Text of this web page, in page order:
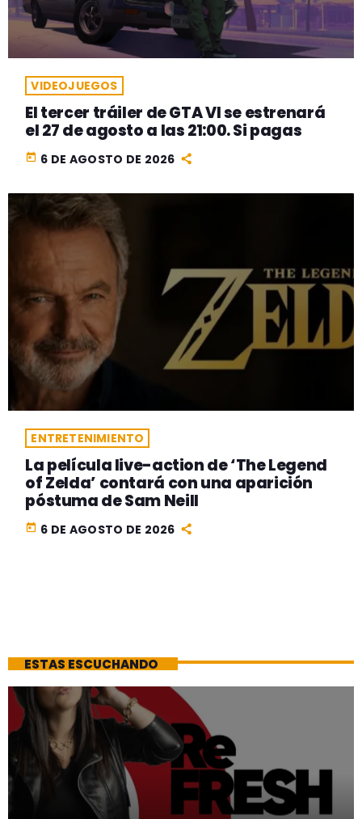
VIDEOJUEGOS
El tercer tráiler de GTA VI se estrenará
el 27 de agosto a las 21:00. Si pagas
today 6 DE AGOSTO DE 2026
ENTRETENIMIENTO
La película live-action de ‘The Legend
of Zelda’ contará con una aparición
póstuma de Sam Neill
today 6 DE AGOSTO DE 2026
ESTAS ESCUCHANDO